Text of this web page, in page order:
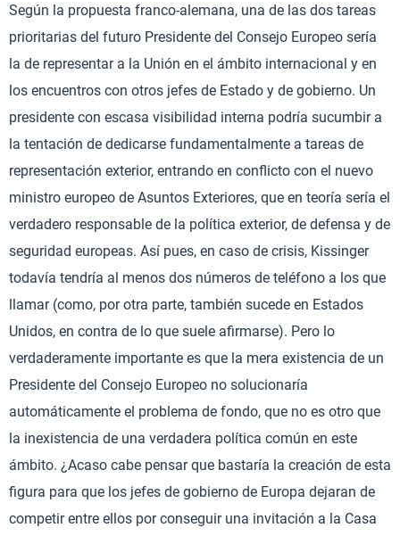
Según la propuesta franco-alemana, una de las dos tareas
prioritarias del futuro Presidente del Consejo Europeo sería
la de representar a la Unión en el ámbito internacional y en
los encuentros con otros jefes de Estado y de gobierno. Un
presidente con escasa visibilidad interna podría sucumbir a
la tentación de dedicarse fundamentalmente a tareas de
representación exterior, entrando en conflicto con el nuevo
ministro europeo de Asuntos Exteriores, que en teoría sería el
verdadero responsable de la política exterior, de defensa y de
seguridad europeas. Así pues, en caso de crisis, Kissinger
todavía tendría al menos dos números de teléfono a los que
llamar (como, por otra parte, también sucede en Estados
Unidos, en contra de lo que suele afirmarse). Pero lo
verdaderamente importante es que la mera existencia de un
Presidente del Consejo Europeo no solucionaría
automáticamente el problema de fondo, que no es otro que
la inexistencia de una verdadera política común en este
ámbito. ¿Acaso cabe pensar que bastaría la creación de esta
figura para que los jefes de gobierno de Europa dejaran de
competir entre ellos por conseguir una invitación a la Casa